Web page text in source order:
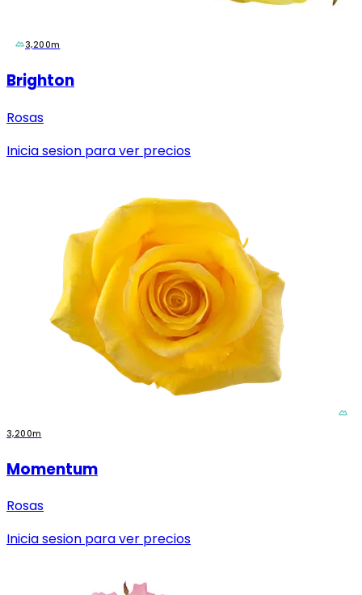
3,200m
Brighton
Rosas
Inicia sesion para ver precios
3,200m
Momentum
Rosas
Inicia sesion para ver precios